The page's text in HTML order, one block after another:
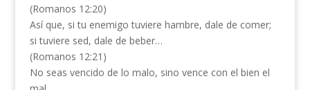
(Romanos 12:20)
Así que, si tu enemigo tuviere hambre, dale de comer;
si tuviere sed, dale de beber…
(Romanos 12:21)
No seas vencido de lo malo, sino vence con el bien el